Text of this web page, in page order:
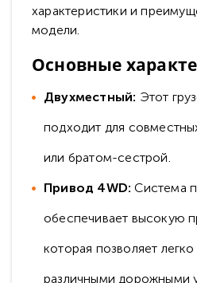
характеристики и
модели.
Основные
Двухместный: Этот
подходит для
или братом-сестрой.
Привод 4WD: Система
обеспечивает высокую
которая позволяет
различными дорожными